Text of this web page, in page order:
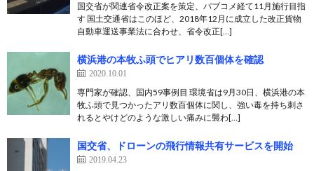
国交省が関連省令改正案を策定、パブコメ経て11月施行目指
す 国土交通省はこのほど、2018年12月に成立した改正貨物
自動車運送事業法に合わせ、省令改正[…]
横浜港の本牧ふ頭でヒアリ数百個体を確認
2020.10.01
専門家が確認、国内59事例目 環境省は9月30日、横浜港の本
牧ふ頭で見つかったアリ数百個体に関し、強い毒を持ち刺さ
れるとやけどのような激しい痛みに襲わ[…]
国交省、ドローンの飛行情報共有サービスを開始
2019.04.23